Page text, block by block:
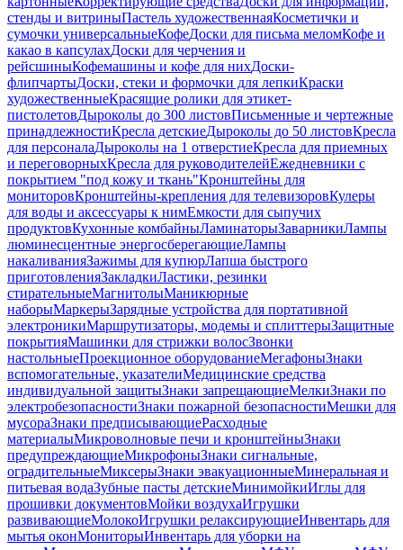
стенды и витриныПастель художественнаяКосметички и
сумочки универсальныеКофеДоски для письма меломКофе и
какао в капсулахДоски для черчения и
рейсшиныКофемашины и кофе для нихДоски-
флипчартыДоски, стеки и формочки для лепкиКраски
художественныеКрасящие ролики для этикет-
пистолетовДыроколы до 300 листовПисьменные и чертежные
принадлежностиКресла детскиеДыроколы до 50 листовКресла
для персоналаДыроколы на 1 отверстиеКресла для приемных
и переговорныхКресла для руководителейЕжедневники с
покрытием "под кожу и ткань"Кронштейны для
мониторовКронштейны-крепления для телевизоровКулеры
для воды и аксессуары к нимЕмкости для сыпучих
продуктовКухонные комбайныЛаминаторыЗаварникиЛампы
люминесцентные энергосберегающиеЛампы
накаливанияЗажимы для купюрЛапша быстрого
приготовленияЗакладкиЛастики, резинки
стирательныеМагнитолыМаникюрные
наборыМаркерыЗарядные устройства для портативной
электроникиМаршрутизаторы, модемы и сплиттерыЗащитные
покрытияМашинки для стрижки волосЗвонки
настольныеПроекционное оборудованиеМегафоныЗнаки
вспомогательные, указателиМедицинские средства
индивидуальной защитыЗнаки запрещающиеМелкиЗнаки по
электробезопасностиЗнаки пожарной безопасностиМешки для
мусораЗнаки предписывающиеРасходные
материалыМикроволновые печи и кронштейныЗнаки
предупреждающиеМикрофоныЗнаки сигнальные,
оградительныеМиксерыЗнаки эвакуационныеМинеральная и
питьевая водаЗубные пасты детскиеМинимойкиИглы для
прошивки документовМойки воздухаИгрушки
развивающиеМолокоИгрушки релаксирующиеИнвентарь для
мытья оконМониторыИнвентарь для уборки на